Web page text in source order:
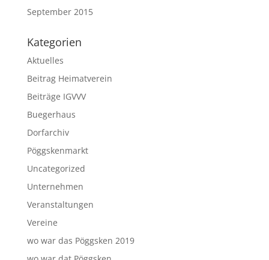
September 2015
Kategorien
Aktuelles
Beitrag Heimatverein
Beiträge IGVVV
Buegerhaus
Dorfarchiv
Pöggskenmarkt
Uncategorized
Unternehmen
Veranstaltungen
Vereine
wo war das Pöggsken 2019